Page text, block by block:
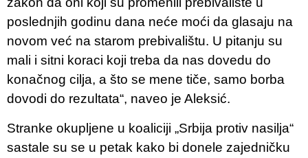
poslednjih godinu dana neće moći da glasaju na
novom već na starom prebivalištu. U pitanju su
mali i sitni koraci koji treba da nas dovedu do
konačnog cilja, a što se mene tiče, samo borba
dovodi do rezultata“, naveo je Aleksić.
Stranke okupljene u koaliciji „Srbija protiv nasilja“
sastale su se u petak kako bi donele zajedničku